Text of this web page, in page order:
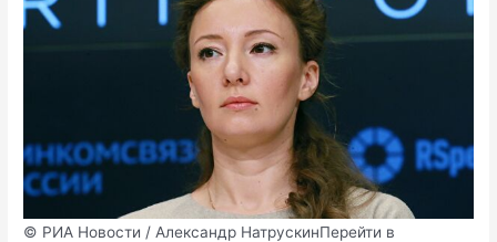
© РИА Новости / Александр НатрускинПерейти в